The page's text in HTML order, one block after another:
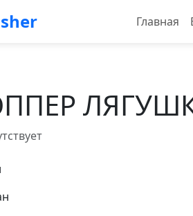
Главная